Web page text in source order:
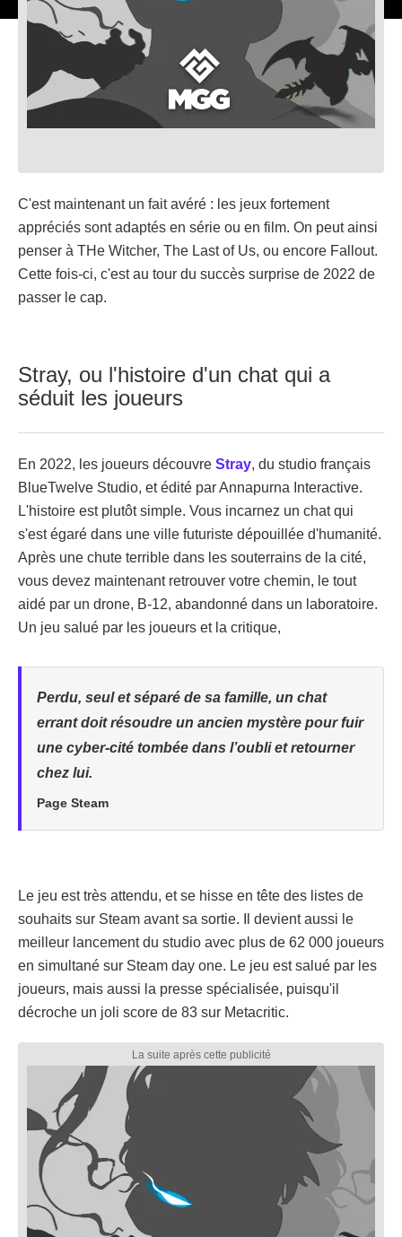
C'est maintenant un fait avéré : les jeux fortement
appréciés sont adaptés en série ou en film. On peut ainsi
penser à THe Witcher, The Last of Us, ou encore Fallout.
Cette fois-ci, c'est au tour du succès surprise de 2022 de
passer le cap.
Stray, ou l'histoire d'un chat qui a
séduit les joueurs
En 2022, les joueurs découvre Stray, du studio français
BlueTwelve Studio, et édité par Annapurna Interactive.
L'histoire est plutôt simple. Vous incarnez un chat qui
s'est égaré dans une ville futuriste dépouillée d'humanité.
Après une chute terrible dans les souterrains de la cité,
vous devez maintenant retrouver votre chemin, le tout
aidé par un drone, B-12, abandonné dans un laboratoire.
Un jeu salué par les joueurs et la critique,
Perdu, seul et séparé de sa famille, un chat
errant doit résoudre un ancien mystère pour fuir
une cyber-cité tombée dans l’oubli et retourner
chez lui.
Page Steam
Le jeu est très attendu, et se hisse en tête des listes de
souhaits sur Steam avant sa sortie. Il devient aussi le
meilleur lancement du studio avec plus de 62 000 joueurs
en simultané sur Steam day one. Le jeu est salué par les
joueurs, mais aussi la presse spécialisée, puisqu'il
décroche un joli score de 83 sur Metacritic.